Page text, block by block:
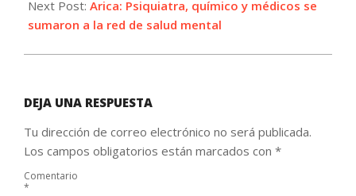
Next Post: Arica: Psiquiatra, químico y médicos se
sumaron a la red de salud mental
DEJA UNA RESPUESTA
Tu dirección de correo electrónico no será publicada.
Los campos obligatorios están marcados con *
Comentario
*